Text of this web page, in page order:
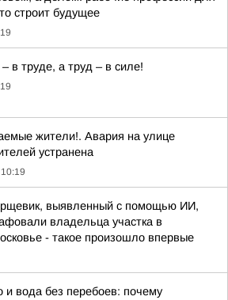
строит будущее
в труде, а труд – в силе!
жители!. Авария на улице
устранена
10:19
выявленный с помощью ИИ,
владельца участка в
- такое произошло впервые
и вода без перебоев: почему